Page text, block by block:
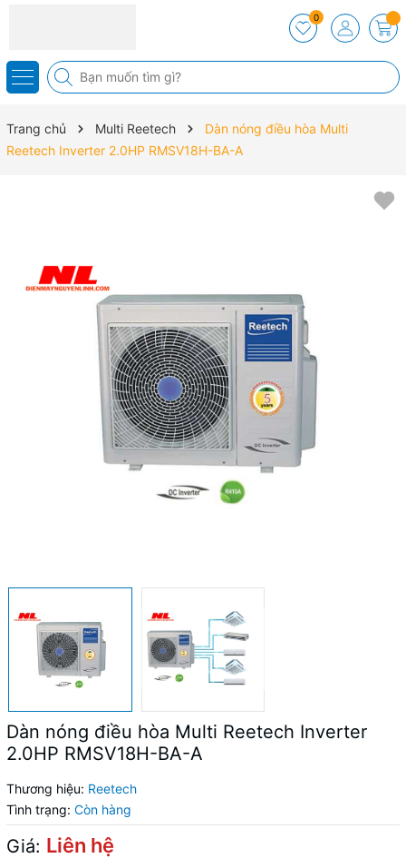
0
Trang chủ Multi Reetech
Dàn nóng điều hòa Multi
Reetech Inverter 2.0HP RMSV18H-BA-A
Dàn nóng điều hòa Multi Reetech Inverter
2.0HP RMSV18H-BA-A
Thương hiệu: Reetech
Tình trạng: Còn hàng
Giá: Liên hệ